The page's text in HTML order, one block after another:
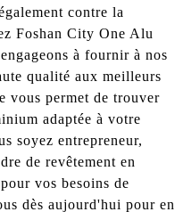
contre la
Foshan City One Alu
à fournir à nos
qualité aux meilleurs
vous permet de trouver
adaptée à votre
soyez entrepreneur,
de revêtement en
vos besoins de
dès aujourd'hui pour en